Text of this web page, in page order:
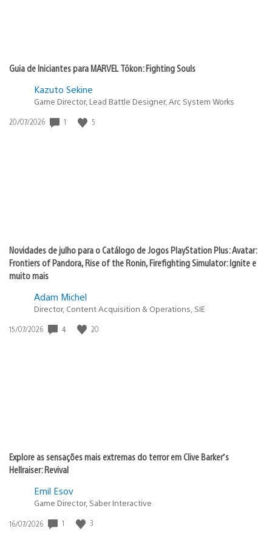
Guia de Iniciantes para MARVEL Tōkon: Fighting Souls
Kazuto Sekine
Game Director, Lead Battle Designer, Arc System Works
Data
20/07/2026 1 5
Novidades de julho para o Catálogo de Jogos PlayStation Plus: Avatar:
Frontiers of Pandora, Rise of the Ronin, Firefighting Simulator: Ignite e
muito mais
Adam Michel
Director, Content Acquisition & Operations, SIE
Data
15/07/2026 4 20
Explore as sensações mais extremas do terror em Clive Barker’s
Hellraiser: Revival
Emil Esov
Game Director, Saber Interactive
Data
16/07/2026 1 3